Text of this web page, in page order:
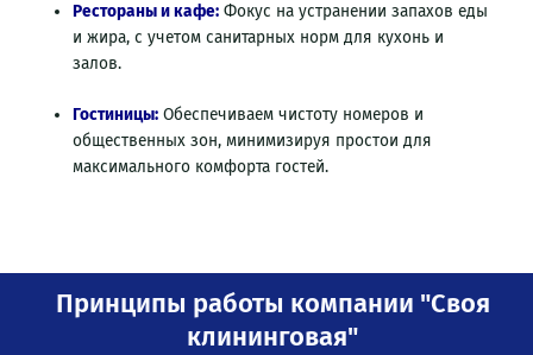
Рестораны и кафе: Фокус на устранении запахов еды
и жира, с учетом санитарных норм для кухонь и
залов.
Гостиницы: Обеспечиваем чистоту номеров и
общественных зон, минимизируя простои для
максимального комфорта гостей.
Принципы работы компании "Своя
клининговая"